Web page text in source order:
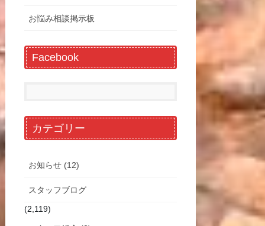
お悩み相談掲示板
Facebook
カテゴリー
お知らせ (12)
スタッフブログ
(2,119)